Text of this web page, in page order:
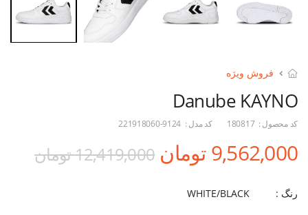
فروش ویژه
Danube KAYNO
کد محصول : 180817 کد مدل : 221918060-9124
9,562,000 تومان 12,419,000 تومان
رنگ : WHITE/BLACK